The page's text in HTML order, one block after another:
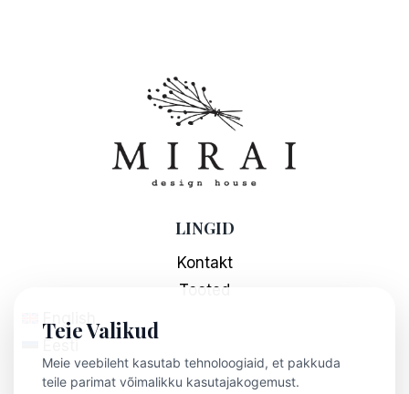
LINGID
Kontakt
Tooted
English
Teie Valikud
Meie veebileht kasutab tehnoloogiaid, et pakkuda
teile parimat võimalikku kasutajakogemust.